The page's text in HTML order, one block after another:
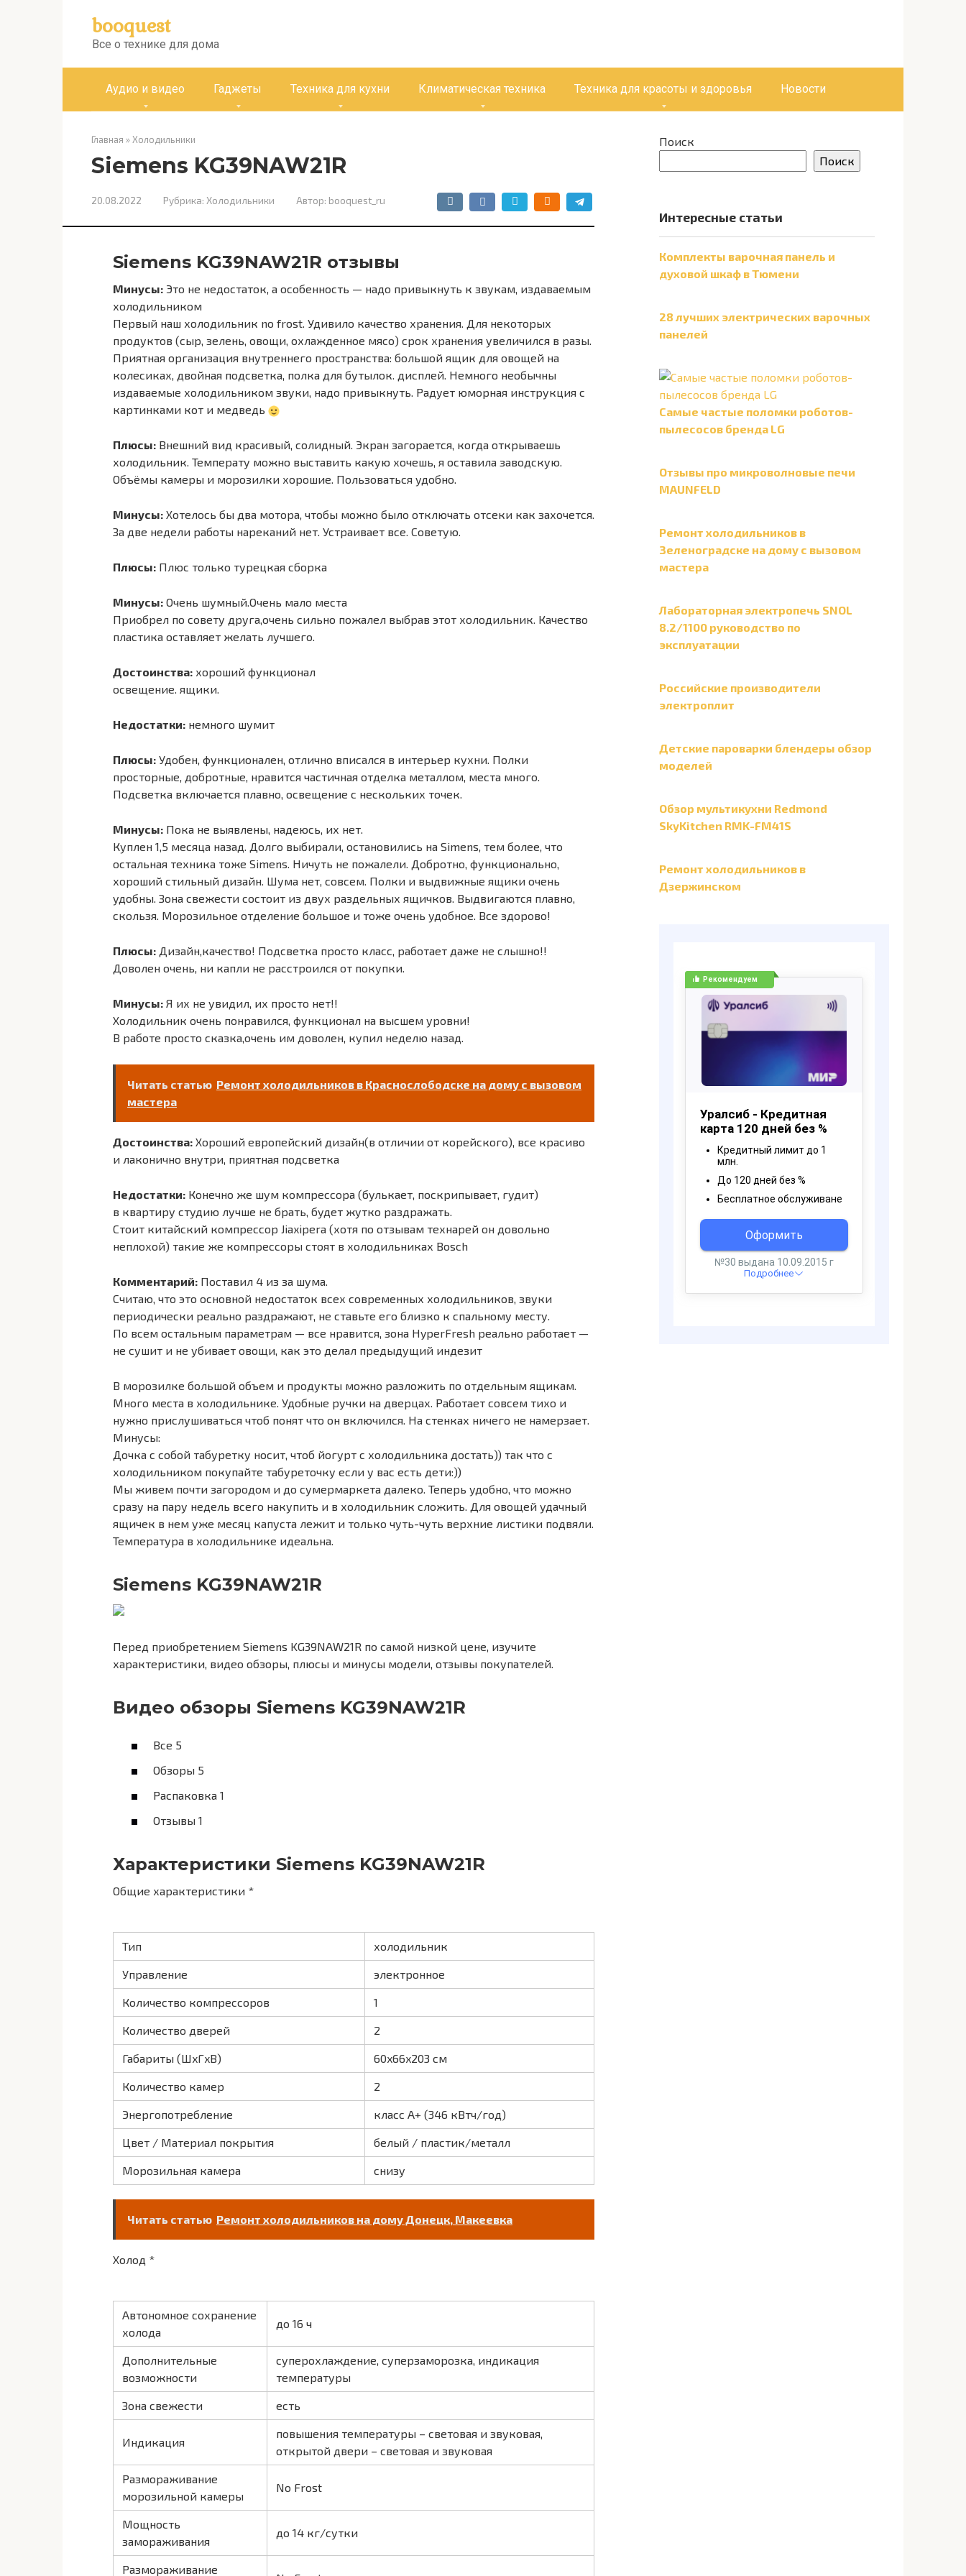
booquest
Все о технике для дома
Аудио и видео Гаджеты Техника для кухни Климатическая техника Техника для красоты и здоровья Новости
Главная »Холодильники
Siemens KG39NAW21R
20.08.2022 Рубрика: Холодильники Автор: booquest_ru
Siemens KG39NAW21R отзывы
Минусы: Это не недостаток, а особенность — надо привыкнуть к звукам, издаваемым
холодильником
Первый наш холодильник no frost. Удивило качество хранения. Для некоторых
продуктов (сыр, зелень, овощи, охлажденное мясо) срок хранения увеличился в разы.
Приятная организация внутреннего пространства: большой ящик для овощей на
колесиках, двойная подсветка, полка для бутылок. дисплей. Немного необычны
издаваемые холодильником звуки, надо привыкнуть. Радует юморная инструкция с
картинками кот и медведь
Плюсы: Внешний вид красивый, солидный. Экран загорается, когда открываешь
холодильник. Температу можно выставить какую хочешь, я оставила заводскую.
Объёмы камеры и морозилки хорошие. Пользоваться удобно.
Минусы: Хотелось бы два мотора, чтобы можно было отключать отсеки как захочется.
За две недели работы нареканий нет. Устраивает все. Советую.
Плюсы: Плюс только турецкая сборка
Минусы: Очень шумный.Очень мало места
Приобрел по совету друга,очень сильно пожалел выбрав этот холодильник. Качество
пластика оставляет желать лучшего.
Достоинства: хороший функционал
освещение. ящики.
Недостатки: немного шумит
Плюсы: Удобен, функционален, отлично вписался в интерьер кухни. Полки
просторные, добротные, нравится частичная отделка металлом, места много.
Подсветка включается плавно, освещение с нескольких точек.
Минусы: Пока не выявлены, надеюсь, их нет.
Куплен 1,5 месяца назад. Долго выбирали, остановились на Simens, тем более, что
остальная техника тоже Simens. Ничуть не пожалели. Добротно, функционально,
хороший стильный дизайн. Шума нет, совсем. Полки и выдвижные ящики очень
удобны. Зона свежести состоит из двух раздельных ящичков. Выдвигаются плавно,
скользя. Морозильное отделение большое и тоже очень удобное. Все здорово!
Плюсы: Дизайн,качество! Подсветка просто класс, работает даже не слышно!!
Доволен очень, ни капли не расстроился от покупки.
Минусы: Я их не увидил, их просто нет!!
Холодильник очень понравился, функционал на высшем уровни!
В работе просто сказка,очень им доволен, купил неделю назад.
Читать статью Ремонт холодильников в Краснослободске на дому с вызовом
мастера
Достоинства: Хороший европейский дизайн(в отличии от корейского), все красиво
и лаконично внутри, приятная подсветка
Недостатки: Конечно же шум компрессора (булькает, поскрипывает, гудит)
в квартиру студию лучше не брать, будет жутко раздражать.
Стоит китайский компрессор Jiaxipera (хотя по отзывам технарей он довольно
неплохой) такие же компрессоры стоят в холодильниках Bosch
Комментарий: Поставил 4 из за шума.
Считаю, что это основной недостаток всех современных холодильников, звуки
периодически реально раздражают, не ставьте его близко к спальному месту.
По всем остальным параметрам — все нравится, зона HyperFresh реально работает —
не сушит и не убивает овощи, как это делал предыдущий индезит
В морозилке большой объем и продукты можно разложить по отдельным ящикам.
Много места в холодильнике. Удобные ручки на дверцах. Работает совсем тихо и
нужно прислушиваться чтоб понят что он включился. На стенках ничего не намерзает.
Минусы:
Дочка с собой табуретку носит, чтоб йогурт с холодильника достать)) так что с
холодильником покупайте табуреточку если у вас есть дети:))
Мы живем почти загородом и до сумермаркета далеко. Теперь удобно, что можно
сразу на пару недель всего накупить и в холодильник сложить. Для овощей удачный
ящичек в нем уже месяц капуста лежит и только чуть-чуть верхние листики подвяли.
Температура в холодильнике идеальна.
Siemens KG39NAW21R
Перед приобретением Siemens KG39NAW21R по самой низкой цене, изучите
характеристики, видео обзоры, плюсы и минусы модели, отзывы покупателей.
Видео обзоры Siemens KG39NAW21R
Все 5
Обзоры 5
Распаковка 1
Отзывы 1
Характеристики Siemens KG39NAW21R
Общие характеристики *
Тип холодильник
Управление электронное
Количество компрессоров 1
Количество дверей 2
Габариты (ШxГxВ) 60x66x203 см
Количество камер 2
Энергопотребление класс A+ (346 кВтч/год)
Цвет / Материал покрытия белый / пластик/металл
Морозильная камера снизу
Читать статью Ремонт холодильников на дому Донецк, Макеевка
Холод *
Автономное сохранение
холода
до 16 ч
Дополнительные
возможности
суперохлаждение, суперзаморозка, индикация
температуры
Зона свежести есть
Индикация
повышения температуры – световая и звуковая,
открытой двери – световая и звуковая
Размораживание
морозильной камеры
No Frost
Мощность
замораживания
до 14 кг/cутки
Размораживание
Поиск
Поиск
Интересные статьи
Комплекты варочная панель и
духовой шкаф в Тюмени
28 лучших электрических варочных
панелей
Самые частые поломки роботов-
пылесосов бренда LG
Отзывы про микроволновые печи
MAUNFELD
Ремонт холодильников в
Зеленоградске на дому с вызовом
мастера
Лабораторная электропечь SNOL
8.2/1100 руководство по
эксплуатации
Российские производители
электроплит
Детские пароварки блендеры обзор
моделей
Обзор мультикухни Redmond
SkyKitchen RMK-FM41S
Ремонт холодильников в
Дзержинском